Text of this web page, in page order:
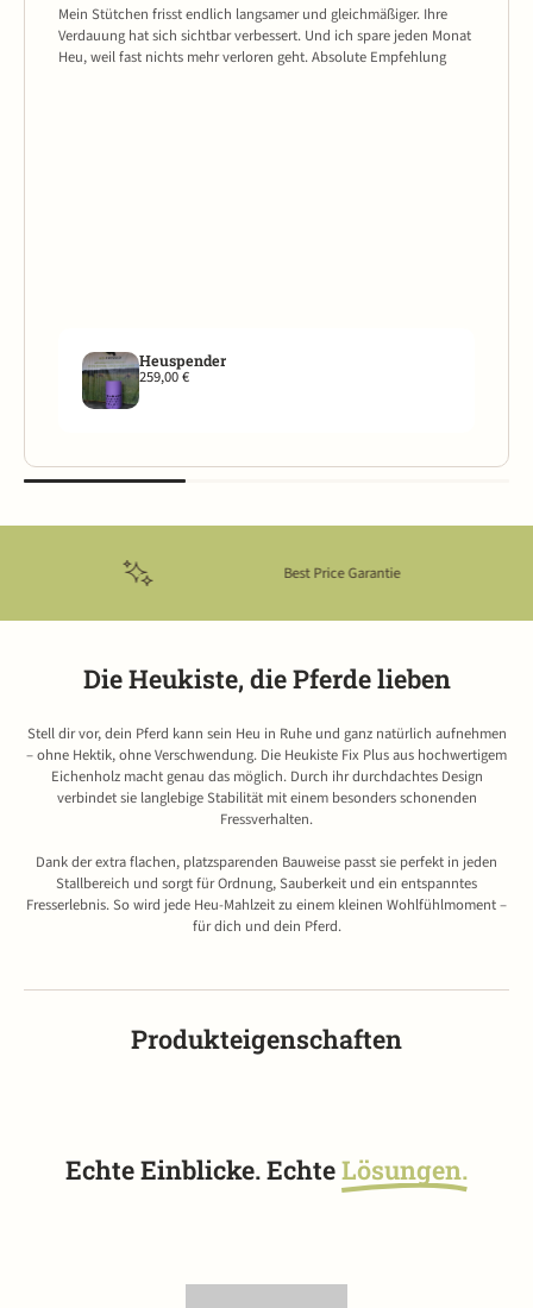
Mein Stütchen frisst endlich langsamer und gleichmäßiger. Ihre
Verdauung hat sich sichtbar verbessert. Und ich spare jeden Monat
Heu, weil fast nichts mehr verloren geht. Absolute Empfehlung
Heuspender
259,00 €
Best Price Garantie
Die Heukiste, die Pferde lieben
Stell dir vor, dein Pferd kann sein Heu in Ruhe und ganz natürlich aufnehmen
– ohne Hektik, ohne Verschwendung. Die Heukiste Fix Plus aus hochwertigem
Eichenholz macht genau das möglich. Durch ihr durchdachtes Design
verbindet sie langlebige Stabilität mit einem besonders schonenden
Fressverhalten.
Dank der extra flachen, platzsparenden Bauweise passt sie perfekt in jeden
Stallbereich und sorgt für Ordnung, Sauberkeit und ein entspanntes
Fresserlebnis. So wird jede Heu-Mahlzeit zu einem kleinen Wohlfühlmoment –
für dich und dein Pferd.
Produkteigenschaften
Echte Einblicke. EchteLösungen.